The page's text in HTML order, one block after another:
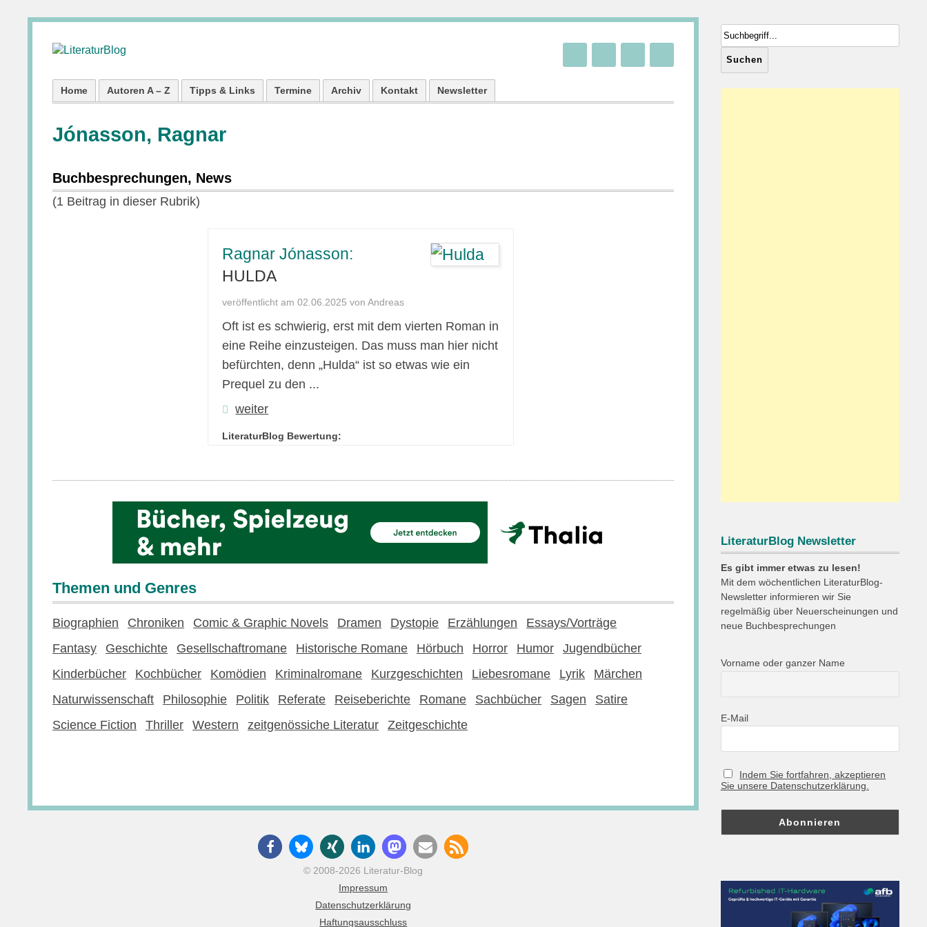
Home Autoren A – Z Tipps & Links Termine Archiv Kontakt Newsletter
Jónasson, Ragnar
Buchbesprechungen, News
(1 Beitrag in dieser Rubrik)
Ragnar Jónasson:
HULDA
veröffentlicht am 02.06.2025 von Andreas
Oft ist es schwierig, erst mit dem vierten Roman in
eine Reihe einzusteigen. Das muss man hier nicht
befürchten, denn „Hulda“ ist so etwas wie ein
Prequel zu den ...
weiter
LiteraturBlog Bewertung:
Themen und Genres
Biographien Chroniken Comic & Graphic Novels Dramen Dystopie Erzählungen
Essays/Vorträge
Fantasy
Geschichte Gesellschaftromane Historische Romane Hörbuch Horror Humor
Jugendbücher
Kinderbücher
Kochbücher Komödien Kriminalromane Kurzgeschichten Liebesromane Lyrik
Märchen
Naturwissenschaft
Philosophie Politik Referate Reiseberichte Romane Sachbücher Sagen
Satire
Science Fiction
Thriller Western zeitgenössiche Literatur Zeitgeschichte
LiteraturBlog Newsletter
Es gibt immer etwas zu lesen!
Mit dem wöchentlichen LiteraturBlog-
Newsletter informieren wir Sie
regelmäßig über Neuerscheinungen und
neue Buchbesprechungen
Vorname oder ganzer Name
E-Mail
Indem Sie fortfahren, akzeptieren
Sie unsere Datenschutzerklärung.
© 2008-2026 Literatur-Blog
Impressum
Datenschutzerklärung
Haftungsausschluss